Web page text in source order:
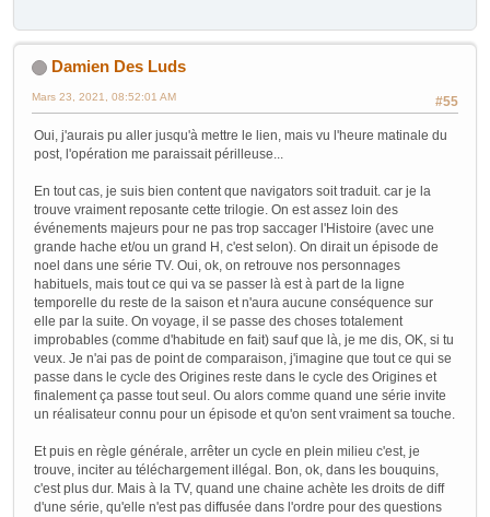
Damien Des Luds
#55
Mars 23, 2021, 08:52:01 AM
Oui, j'aurais pu aller jusqu'à mettre le lien, mais vu l'heure matinale du
post, l'opération me paraissait périlleuse...
En tout cas, je suis bien content que navigators soit traduit. car je la
trouve vraiment reposante cette trilogie. On est assez loin des
événements majeurs pour ne pas trop saccager l'Histoire (avec une
grande hache et/ou un grand H, c'est selon). On dirait un épisode de
noel dans une série TV. Oui, ok, on retrouve nos personnages
habituels, mais tout ce qui va se passer là est à part de la ligne
temporelle du reste de la saison et n'aura aucune conséquence sur
elle par la suite. On voyage, il se passe des choses totalement
improbables (comme d'habitude en fait) sauf que là, je me dis, OK, si tu
veux. Je n'ai pas de point de comparaison, j'imagine que tout ce qui se
passe dans le cycle des Origines reste dans le cycle des Origines et
finalement ça passe tout seul. Ou alors comme quand une série invite
un réalisateur connu pour un épisode et qu'on sent vraiment sa touche.
Et puis en règle générale, arrêter un cycle en plein milieu c'est, je
trouve, inciter au téléchargement illégal. Bon, ok, dans les bouquins,
c'est plus dur. Mais à la TV, quand une chaine achète les droits de diff
d'une série, qu'elle n'est pas diffusée dans l'ordre pour des questions